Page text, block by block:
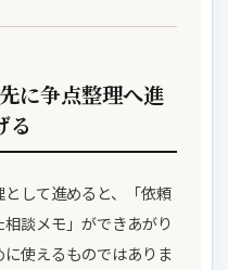
に争点整理へ進
る
して進めると、「依頼
談メモ」ができあがり
使えるものではありま